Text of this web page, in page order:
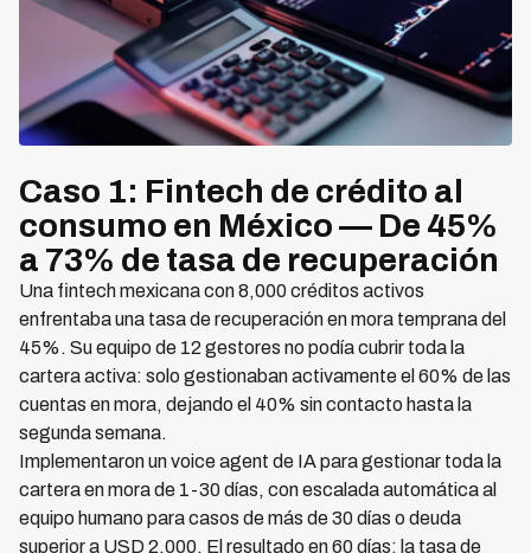
Caso 1: Fintech de crédito al
consumo en México — De 45%
a 73% de tasa de recuperación
Una fintech mexicana con 8,000 créditos activos
enfrentaba una tasa de recuperación en mora temprana del
45%. Su equipo de 12 gestores no podía cubrir toda la
cartera activa: solo gestionaban activamente el 60% de las
cuentas en mora, dejando el 40% sin contacto hasta la
segunda semana.
Implementaron un voice agent de IA para gestionar toda la
cartera en mora de 1-30 días, con escalada automática al
equipo humano para casos de más de 30 días o deuda
superior a USD 2,000. El resultado en 60 días: la tasa de